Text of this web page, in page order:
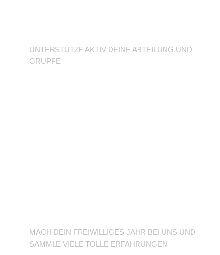
UNTERSTÜTZE AKTIV DEINE ABTEILUNG UND
GRUPPE
MACH DEIN FREIWILLIGES JAHR BEI UNS UND
SAMMLE VIELE TOLLE ERFAHRUNGEN